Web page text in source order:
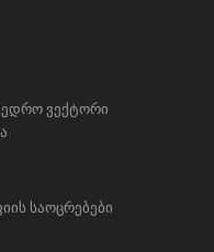
ვექტორი
საოცრებები